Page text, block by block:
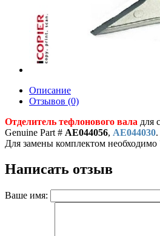
Описание
Отзывов (0)
Отделитель тефлонового вала для
Genuine Part # AE044056, AE044030.
Для замены комплектом необходимо
Написать отзыв
Ваше имя: